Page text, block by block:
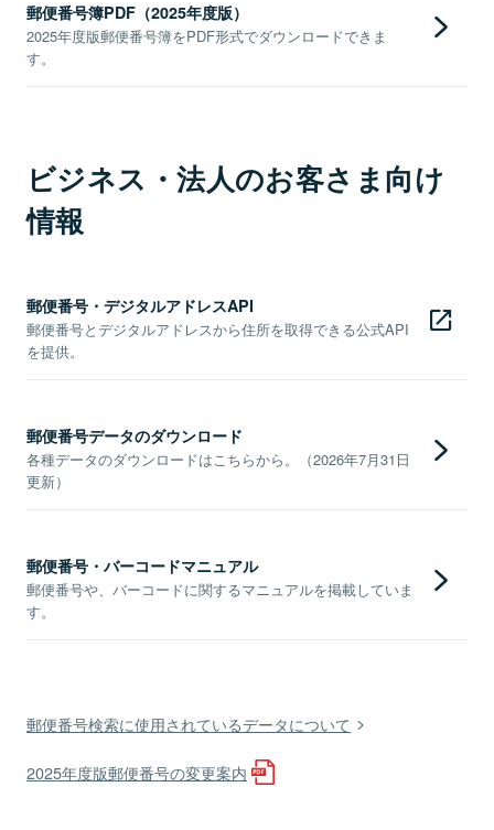
郵便番号簿PDF（2025年度版）
2025年度版郵便番号簿をPDF形式でダウンロードできま
す。
ビジネス・法人のお客さま向け
情報
郵便番号・デジタルアドレスAPI
郵便番号とデジタルアドレスから住所を取得できる公式API
を提供。
郵便番号データのダウンロード
各種データのダウンロードはこちらから。（2026年7月31日
更新）
郵便番号・バーコードマニュアル
郵便番号や、バーコードに関するマニュアルを掲載していま
す。
郵便番号検索に使用されているデータについて
2025年度版郵便番号の変更案内